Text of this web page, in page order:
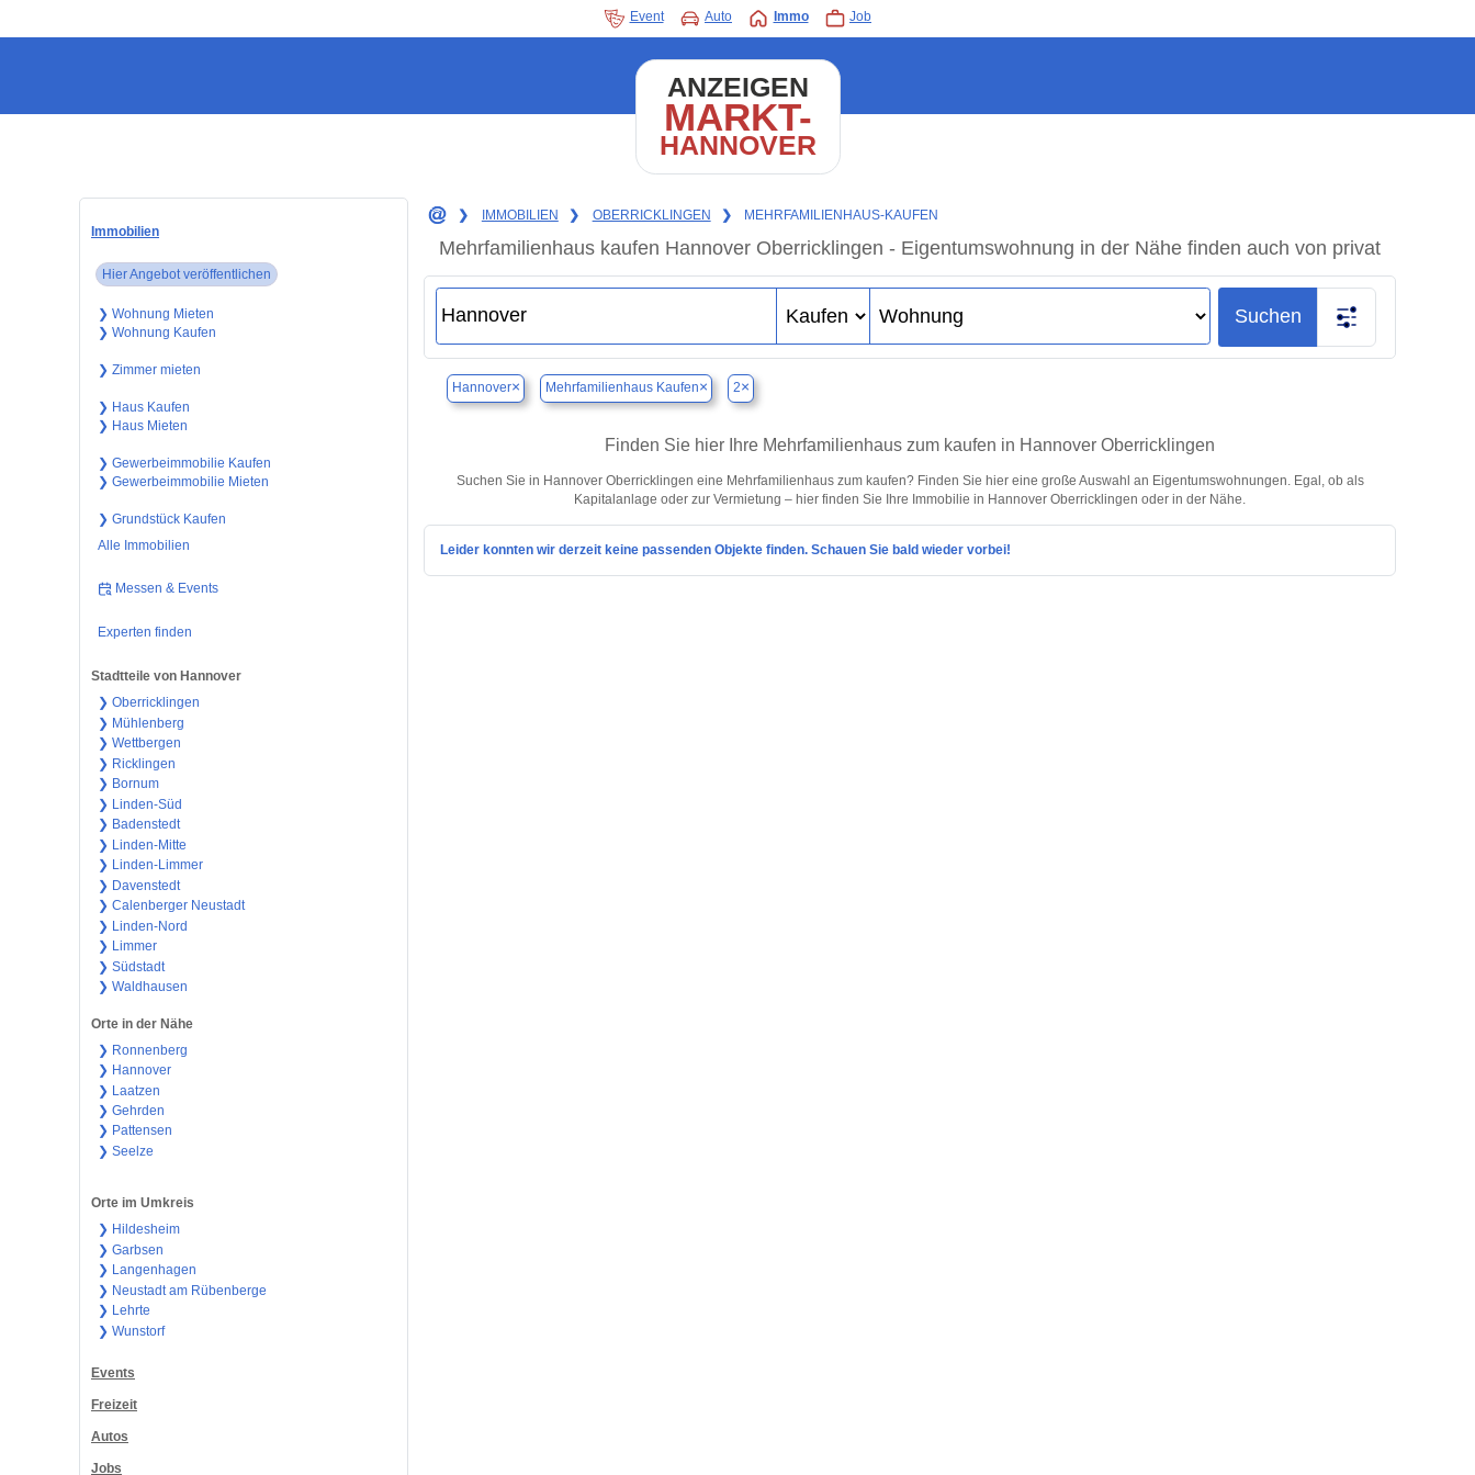
Event Auto Immo Job
ANZEIGEN
MARKT-
HANNOVER
Immobilien
Hier Angebot veröffentlichen
❯ Wohnung Mieten
❯ Wohnung Kaufen
❯ Zimmer mieten
❯ Haus Kaufen
❯ Haus Mieten
❯ Gewerbeimmobilie Kaufen
❯ Gewerbeimmobilie Mieten
❯ Grundstück Kaufen
Alle Immobilien
Messen & Events
Experten finden
Stadtteile von Hannover
❯ Oberricklingen
❯ Mühlenberg
❯ Wettbergen
❯ Ricklingen
❯ Bornum
❯ Linden-Süd
❯ Badenstedt
❯ Linden-Mitte
❯ Linden-Limmer
❯ Davenstedt
❯ Calenberger Neustadt
❯ Linden-Nord
❯ Limmer
❯ Südstadt
❯ Waldhausen
Orte in der Nähe
❯ Ronnenberg
❯ Hannover
❯ Laatzen
❯ Gehrden
❯ Pattensen
❯ Seelze
Orte im Umkreis
❯ Hildesheim
❯ Garbsen
❯ Langenhagen
❯ Neustadt am Rübenberge
❯ Lehrte
❯ Wunstorf
Events
Freizeit
Autos
Jobs
❯ IMMOBILIEN ❯ OBERRICKLINGEN ❯ MEHRFAMILIENHAUS-KAUFEN
Mehrfamilienhaus kaufen Hannover Oberricklingen - Eigentumswohnung in der Nähe finden auch von privat
Suchen
Hannover× Mehrfamilienhaus Kaufen× 2×
Finden Sie hier Ihre Mehrfamilienhaus zum kaufen in Hannover Oberricklingen
Suchen Sie in Hannover Oberricklingen eine Mehrfamilienhaus zum kaufen? Finden Sie hier eine große Auswahl an Eigentumswohnungen. Egal, ob als
Kapitalanlage oder zur Vermietung – hier finden Sie Ihre Immobilie in Hannover Oberricklingen oder in der Nähe.
Leider konnten wir derzeit keine passenden Objekte finden. Schauen Sie bald wieder vorbei!